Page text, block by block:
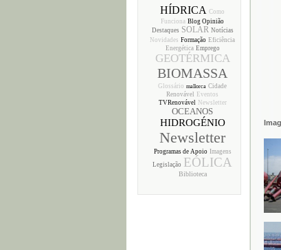
HÍDRICA Como
Funciona Blog Opinião
Destaques SOLAR Notícias
Novidades Formação Eficiência
Energética Emprego
GEOTÉRMICA
BIOMASSA
Glossário mallorca Cidade
Renovável
Eventos
TVRenovável Newsletter
OCEANOS
HIDROGÉNIO
Newsletter
Programas de Apoio Imagens
Legislação EÓLICA
Biblioteca